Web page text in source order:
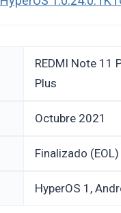
REDMI Note 11
Plus
octubre 2021
Finalizado (EOL)
HyperOS 1,